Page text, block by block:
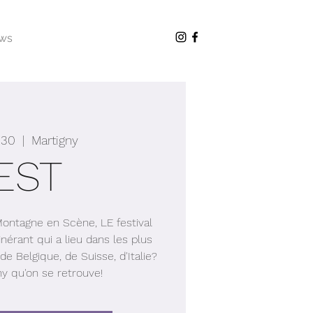
  |
Martigny
en Scène, LE festival
qui a lieu dans les plus
Belgique, de Suisse, d'Italie?
qu'on se retrouve!